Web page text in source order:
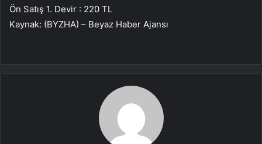
Ön Satış 1. Devir : 220 TL
Kaynak: (BYZHA) – Beyaz Haber Ajansı